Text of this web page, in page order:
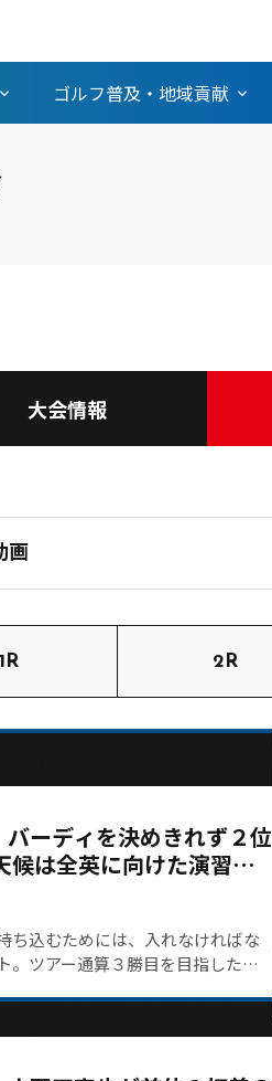
ゴルフ普及・地域貢献
大会情報
画
1R 2R
バーディを決めきれず２位
候は全英に向けた演習」
替える
ち込むためには、入れなければな
。ツアー通算３勝目を目指した稲
算１２アンダー・２位タイでフィ
った。